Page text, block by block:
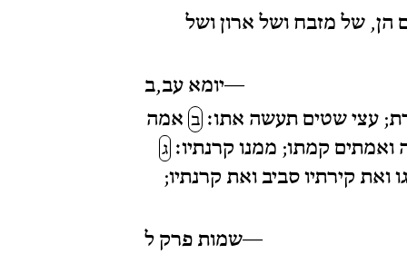
הן, של מזבח ושל ארון ושל
יומא עב,ב
עצי שטים תעשה אתו׃ ב אמה
ואמתים קמתו; ממנו קרנתיו׃ ג
ואת קירתיו סביב ואת קרנתיו;
שמות פרק ל